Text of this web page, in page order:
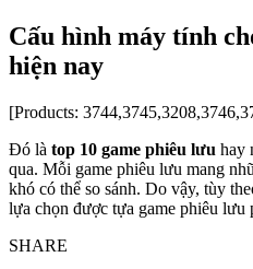
Cấu hình máy tính
hiện nay
[Products:
Đó là top 10 game phiêu lưu hay
qua. Mỗi game phiêu lưu mang
khó có thể so sánh. Do vậy, tùy
lựa chọn được tựa game phiêu lưu
SHARE